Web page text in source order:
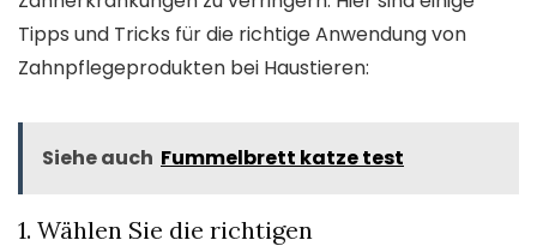
Tipps und Tricks für die richtige Anwendung von
Zahnpflegeprodukten bei Haustieren:
Siehe auch Fummelbrett katze test
1. Wählen Sie die richtigen